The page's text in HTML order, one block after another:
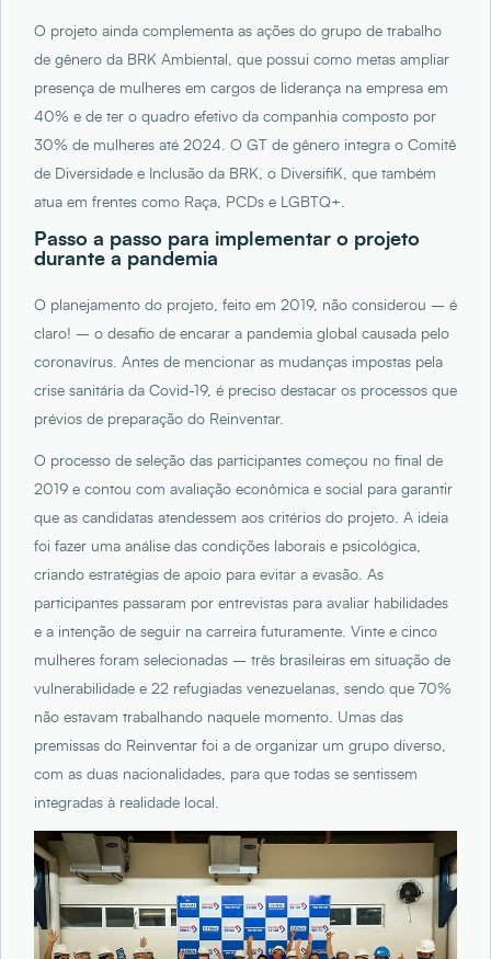
O projeto ainda complementa as ações do grupo de trabalho
de gênero da BRK Ambiental, que possui como metas ampliar
presença de mulheres em cargos de liderança na empresa em
40% e de ter o quadro efetivo da companhia composto por
30% de mulheres até 2024. O GT de gênero integra o Comitê
de Diversidade e Inclusão da BRK, o DiversifiK, que também
atua em frentes como Raça, PCDs e LGBTQ+.
Passo a passo para implementar o projeto
durante a pandemia
O planejamento do projeto, feito em 2019, não considerou – é
claro! – o desafio de encarar a pandemia global causada pelo
coronavírus. Antes de mencionar as mudanças impostas pela
crise sanitária da Covid-19, é preciso destacar os processos que
prévios de preparação do Reinventar.
O processo de seleção das participantes começou no final de
2019 e contou com avaliação econômica e social para garantir
que as candidatas atendessem aos critérios do projeto. A ideia
foi fazer uma análise das condições laborais e psicológica,
criando estratégias de apoio para evitar a evasão. As
participantes passaram por entrevistas para avaliar habilidades
e a intenção de seguir na carreira futuramente. Vinte e cinco
mulheres foram selecionadas – três brasileiras em situação de
vulnerabilidade e 22 refugiadas venezuelanas, sendo que 70%
não estavam trabalhando naquele momento. Umas das
premissas do Reinventar foi a de organizar um grupo diverso,
com as duas nacionalidades, para que todas se sentissem
integradas à realidade local.